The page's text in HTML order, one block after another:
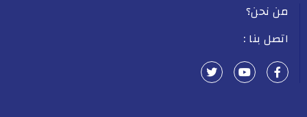
من نحن؟
اتصل بنا :